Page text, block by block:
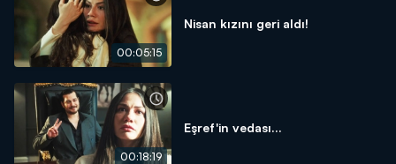
00:05:15
Nisan kızını geri aldı!
00:18:19
Eşref'in vedası...